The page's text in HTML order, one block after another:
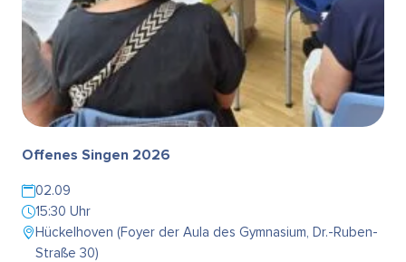
Offenes Singen 2026
02.09
15:30 Uhr
Hückelhoven (Foyer der Aula des Gymnasium, Dr.-Ruben-
Straße 30)